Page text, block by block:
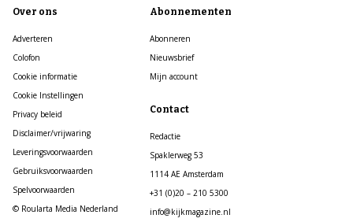
Over ons
Adverteren
Colofon
Cookie informatie
Cookie Instellingen
Privacy beleid
Disclaimer/vrijwaring
Leveringsvoorwaarden
Gebruiksvoorwaarden
Spelvoorwaarden
© Roularta Media Nederland
Abonnementen
Abonneren
Nieuwsbrief
Mijn account
Contact
Redactie
Spaklerweg 53
1114 AE Amsterdam
+31 (0)20 – 210 5300
info@kijkmagazine.nl